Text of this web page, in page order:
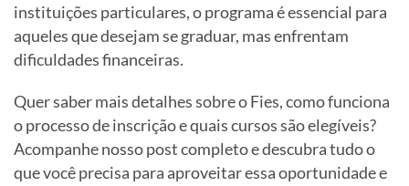
instituições particulares, o programa é essencial para
aqueles que desejam se graduar, mas enfrentam
dificuldades financeiras.
Quer saber mais detalhes sobre o Fies, como funciona
o processo de inscrição e quais cursos são elegíveis?
Acompanhe nosso post completo e descubra tudo o
que você precisa para aproveitar essa oportunidade e